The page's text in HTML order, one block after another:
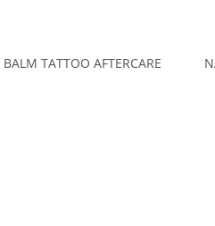
BALM TATTOO AFTERCARE